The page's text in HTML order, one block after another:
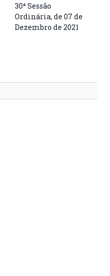
30ª Sessão
Ordinária, de 07 de
Dezembro de 2021